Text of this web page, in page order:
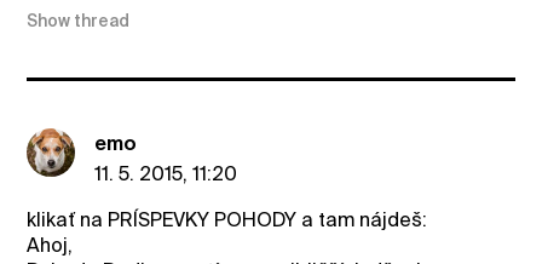
Show thread
emo
11. 5. 2015, 11:20
klikať na PRÍSPEVKY POHODY a tam nájdeš:
Ahoj,